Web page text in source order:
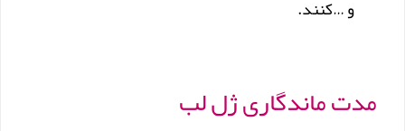
و …کنند.
مدت ماندگاری ژل لب